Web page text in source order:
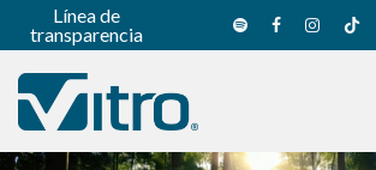
Línea de
transparencia